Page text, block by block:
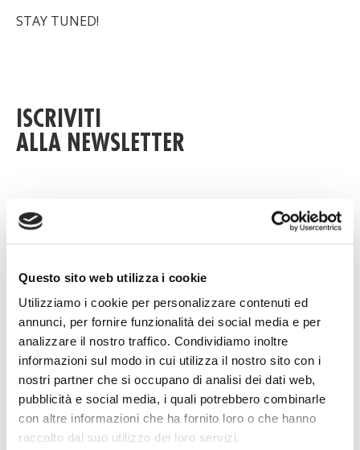
Questo sito web utilizza i cookie
Utilizziamo i cookie per personalizzare contenuti ed
annunci, per fornire funzionalità dei social media e per
analizzare il nostro traffico. Condividiamo inoltre
informazioni sul modo in cui utilizza il nostro sito con i
nostri partner che si occupano di analisi dei dati web,
pubblicità e social media, i quali potrebbero combinarle
con altre informazioni che ha fornito loro o che hanno
raccolto dal suo utilizzo dei loro servizi.
STAY TUNED!
ISCRIVITI
ALLA NEWSLETTER
Desidero iscrivermi alla newsletter per ricevere tutte
le informazioni aggiornate sull'attività di Original
Nominativo